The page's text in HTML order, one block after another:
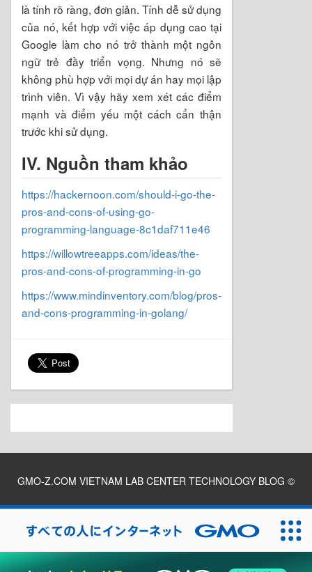
là tính rõ ràng, đơn giản. Tính dễ sử dụng
của nó, kết hợp với việc áp dụng cao tại
Google làm cho nó trở thành một ngôn
ngữ trẻ đầy triển vọng. Nhưng nó sẽ
không phù hợp với mọi dự án hay mọi lập
trình viên. Vì vậy hãy xem xét các điểm
mạnh và điểm yếu một cách cẩn thận
trước khi sử dụng.
IV. Nguồn tham khảo
https://hackernoon.com/should-i-go-the-
pros-and-cons-of-using-go-
programming-language-8c1daf711e46
https://willowtreeapps.com/ideas/the-
pros-and-cons-of-programming-in-go
https://www.mindinventory.com/blog/pros-
and-cons-programming-in-golang/
GMO-Z.COM VIETNAM LAB CENTER TECHNOLOGY BLOG ©
2026